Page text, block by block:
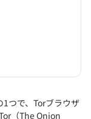
つで、Torブラウザ
（The Onion